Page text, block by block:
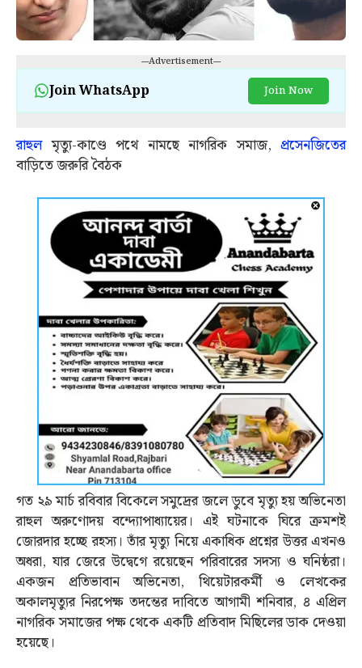
---Advertisement---
Join WhatsApp Join Now
রাহুলমৃত্যু-কাণ্ডে পথে নামছে নাগরিক সমাজ, প্রসেনজিতের
বাড়িতে জরুরি বৈঠক
গত ২৯ মার্চ রবিবার বিকেলে সমুদ্রের জলে ডুবে মৃত্যু হয় অভিনেতা
রাহুল অরুণোদয় বন্দ্যোপাধ্যায়ের। এই ঘটনাকে ঘিরে ক্রমশই
জোরদার হচ্ছে রহস্য। তাঁর মৃত্যু নিয়ে একাধিক প্রশ্নের উত্তর এখনও
অধরা, যার জেরে উদ্বেগে রয়েছেন পরিবারের সদস্য ও ঘনিষ্ঠরা।
একজন প্রতিভাবান অভিনেতা, থিয়েটারকর্মী ও লেখকের
অকালমৃত্যুর নিরপেক্ষ তদন্তের দাবিতে আগামী শনিবার, ৪ এপ্রিল
নাগরিক সমাজের পক্ষ থেকে একটি প্রতিবাদ মিছিলের ডাক দেওয়া
হয়েছে।